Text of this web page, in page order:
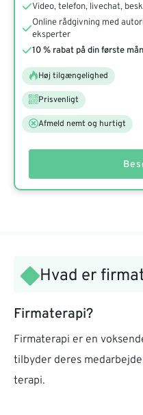
Video, telefon, livechat,
Online rådgivning med
eksperter
10 % rabat på din første
Høj tilgængelighed
Prisvenligt
Afmeld nemt og hurtigt
Hvad er
Firmaterapi?
Firmaterapi er en
tilbyder deres
terapi.